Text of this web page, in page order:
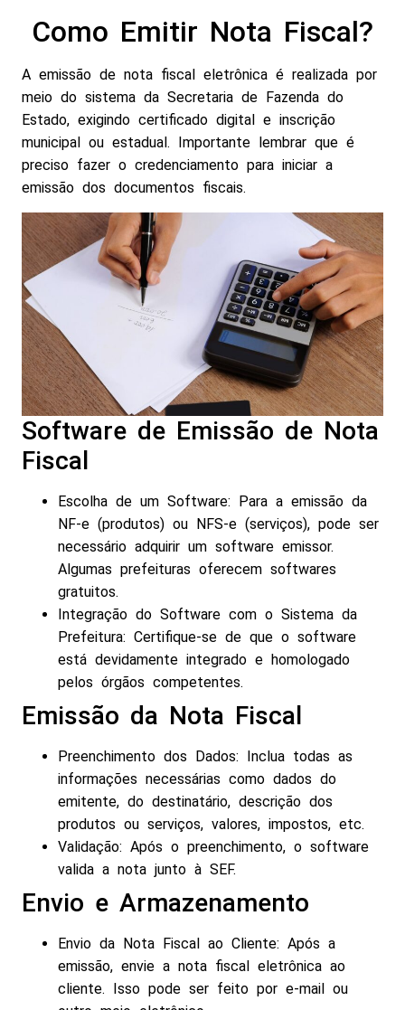
Como Emitir Nota Fiscal?
A emissão de nota fiscal eletrônica é realizada por
meio do sistema da Secretaria de Fazenda do
Estado, exigindo certificado digital e inscrição
municipal ou estadual. Importante lembrar que é
preciso fazer o credenciamento para iniciar a
emissão dos documentos fiscais.
Software de Emissão de Nota
Fiscal
Escolha de um Software: Para a emissão da
NF-e (produtos) ou NFS-e (serviços), pode ser
necessário adquirir um software emissor.
Algumas prefeituras oferecem softwares
gratuitos.
Integração do Software com o Sistema da
Prefeitura: Certifique-se de que o software
está devidamente integrado e homologado
pelos órgãos competentes.
Emissão da Nota Fiscal
Preenchimento dos Dados: Inclua todas as
informações necessárias como dados do
emitente, do destinatário, descrição dos
produtos ou serviços, valores, impostos, etc.
Validação: Após o preenchimento, o software
valida a nota junto à SEF.
Envio e Armazenamento
Envio da Nota Fiscal ao Cliente: Após a
emissão, envie a nota fiscal eletrônica ao
cliente. Isso pode ser feito por e-mail ou